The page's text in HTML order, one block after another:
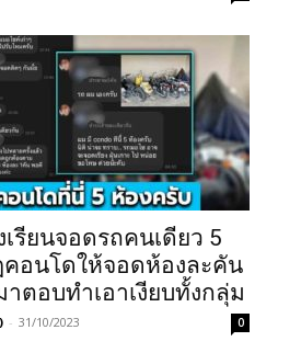
รียนจอดรถคนเดียว 5
อนโดให้จอดห้องละคัน
าตอบทำเอาเงียบทั้งกลุ่ม
- 31/10/2023 0